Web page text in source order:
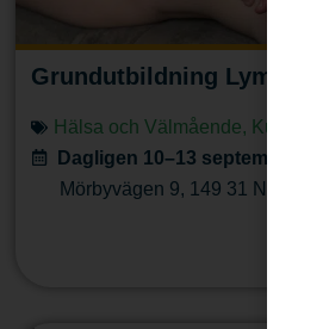
Grundutbildning
Hälsa och Välmående, Kurser &
Dagligen 10–13 september, kl
Mörbyvägen 9, 149 31